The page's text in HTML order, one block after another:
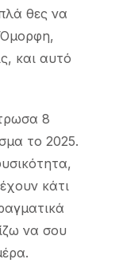
θες να
και αυτό
8
το 2025.
κάτι
να σου